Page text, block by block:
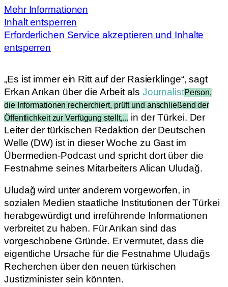
Mehr Informationen
Inhalt entsperren
Erforderlichen Service akzeptieren und Inhalte
entsperren
„Es ist immer ein Ritt auf der Rasierklinge“, sagt
Erkan Arıkan über die Arbeit als JournalistPerson,
die Informationen recherchiert, prüft und anschließend der
Öffentlichkeit zur Verfügung stellt,... in der Türkei. Der
Leiter der türkischen Redaktion der Deutschen
Welle (DW) ist in dieser Woche zu Gast im
Übermedien-Podcast und spricht dort über die
Festnahme seines Mitarbeiters Alican Uludağ.
Uludağ wird unter anderem vorgeworfen, in
sozialen Medien staatliche Institutionen der Türkei
herabgewürdigt und irreführende Informationen
verbreitet zu haben. Für Arıkan sind das
vorgeschobene Gründe. Er vermutet, dass die
eigentliche Ursache für die Festnahme Uludağs
Recherchen über den neuen türkischen
Justizminister sein könnten.